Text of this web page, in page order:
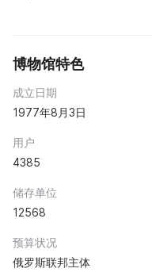
博物馆特色
成立日期
1977年8月3日
用户
4385
储存单位
12568
预算状况
俄罗斯联邦主体